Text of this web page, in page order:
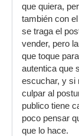
que quiera,
también con
se traga el
vender, pero
que toque
autentica que
escuchar, y si
culpar al
publico tiene
poco pensar
que lo hace.